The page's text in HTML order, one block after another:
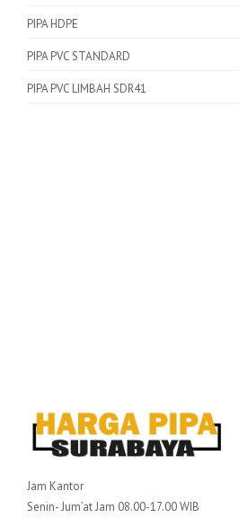
PIPA HDPE
PIPA PVC STANDARD
PIPA PVC LIMBAH SDR41
Jam Kantor
Senin- Jum’at Jam 08.00-17.00 WIB